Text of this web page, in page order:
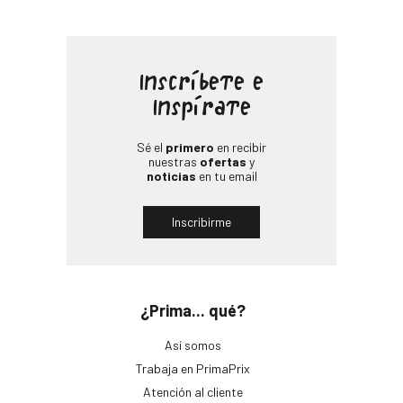
¿Prima... qué?
Así somos
Trabaja en PrimaPrix
Atención al cliente
Inscríbete e
Inspírate
Sé el primero en recibir
nuestras ofertas y
noticias en tu email
Inscribirme